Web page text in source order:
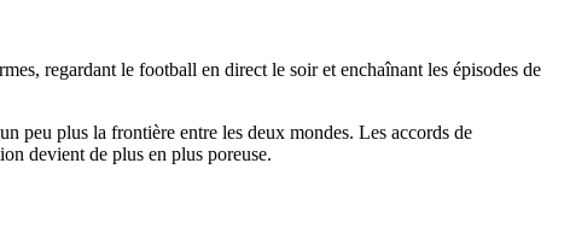
regardant le football en direct le soir et enchaînant les épisodes de
peu plus la frontière entre les deux mondes. Les accords de
devient de plus en plus poreuse.